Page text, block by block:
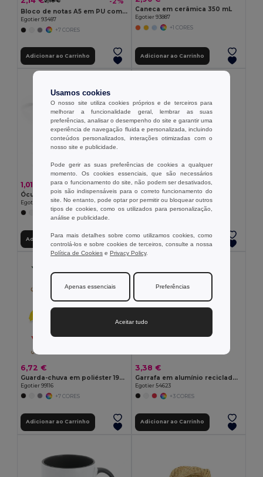
Bloco de notas A5 em PU com folhas lisas
Egotier 93487
+7 CORES
Adicionar ao Carrinho
Caneca em cerâmica 350 mL
Egotier 93887
+1 CORES
Adicionar ao Carrinho
1,01 €
Óculos de sol em PC
Egotier 98313
Adicionar ao Carrinho
1,33 €
Chapéu em PP
Egotier 99427
+2 CORES
Adicionar ao Carrinho
6,72 €
Guarda-chuva em poliéster 190T com abertura automática
Egotier 99116
+7 CORES
Adicionar ao Carrinho
3,38 €
Garrafa em alumínio reciclado com mosquetão 530 mL
Egotier 54623
+3 CORES
Adicionar ao Carrinho
Usamos cookies
O nosso site utiliza cookies próprios e de terceiros para
melhorar a funcionalidade geral, lembrar as suas
preferências, analisar o desempenho do site e garantir uma
experiência de navegação fluida e personalizada, incluindo
conteúdos personalizados, interações otimizadas com o
nosso site e publicidade.
Pode gerir as suas preferências de cookies a qualquer
momento. Os cookies essenciais, que são necessários
para o funcionamento do site, não podem ser desativados,
pois são indispensáveis para o correto funcionamento do
site. No entanto, pode optar por permitir ou bloquear outros
tipos de cookies, como os utilizados para personalização,
análise e publicidade.
Para mais detalhes sobre como utilizamos cookies, como
controlá-los e sobre cookies de terceiros, consulte a nossa
Política de Cookies e Privacy Policy.
Apenas essenciais Preferências
Aceitar tudo